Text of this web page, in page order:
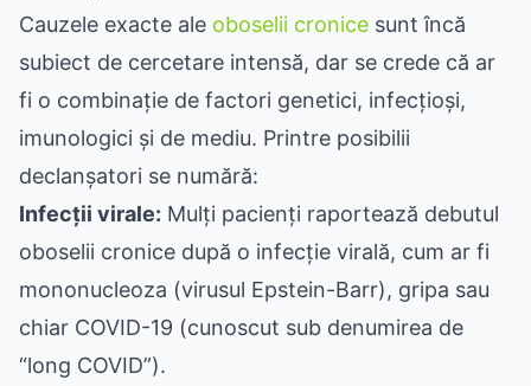
Cauzele exacte ale oboselii cronice sunt încă
subiect de cercetare intensă, dar se crede că ar
fi o combinație de factori genetici, infecțioși,
imunologici și de mediu. Printre posibilii
declanșatori se numără:
Infecții virale: Mulți pacienți raportează debutul
oboselii cronice după o infecție virală, cum ar fi
mononucleoza (virusul Epstein-Barr), gripa sau
chiar COVID-19 (cunoscut sub denumirea de
“long COVID”).